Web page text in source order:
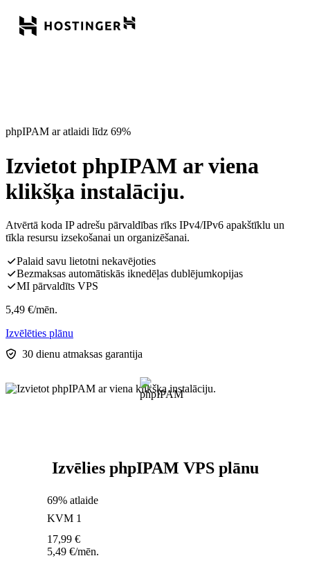
phpIPAM ar atlaidi līdz 69%
Izvietot phpIPAM ar viena
klikšķa instalāciju.
Atvērtā koda IP adrešu pārvaldības rīks IPv4/IPv6 apakštīklu un
tīkla resursu izsekošanai un organizēšanai.
Palaid savu lietotni nekavējoties
Bezmaksas automātiskās iknedēļas dublējumkopijas
MI pārvaldīts VPS
5,49 €/mēn.
Izvēlēties plānu
30 dienu atmaksas garantija
Izvēlies phpIPAM VPS plānu
69% atlaide
KVM 1
17,99 €
5,49 €/mēn.